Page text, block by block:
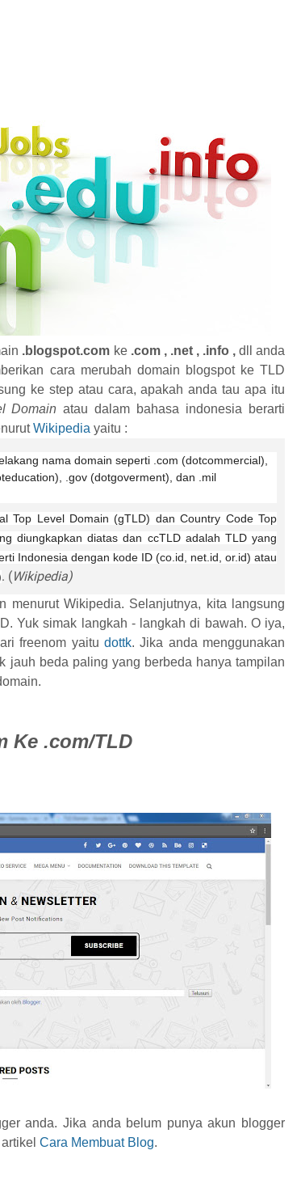
.blogspot.com ke .com , .net , .info , dll anda
cara merubah domain blogspot ke TLD
ke step atau cara, apakah anda tau apa itu
Domainatau dalam bahasa indonesia berarti
Wikipedia yaitu :
nama domain seperti .com (dotcommercial),
.gov (dotgoverment), dan .mil
Top Level Domain (gTLD) dan Country Code Top
diungkapkan diatas dan ccTLD adalah TLD yang
Indonesia dengan kode ID (co.id, net.id, or.id) atau
. (Wikipedia)
menurut Wikipedia. Selanjutnya, kita langsung
Yuk simak langkah - langkah di bawah. O iya,
freenom yaitu dottk. Jika anda menggunakan
jauh beda paling yang berbeda hanya tampilan
Ke .com/TLD
anda. Jika anda belum punya akun blogger
Cara Membuat Blog.